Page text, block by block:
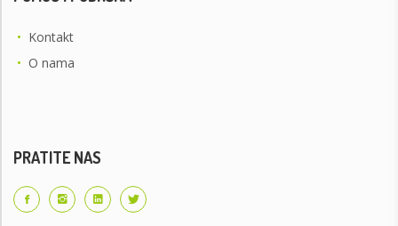
• Kontakt
• O nama
PRATITE NAS